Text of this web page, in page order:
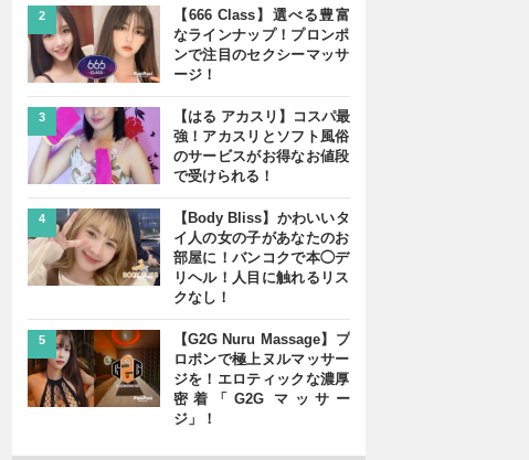
2
【666 Class】選べる豊富
なラインナップ！プロンポ
ンで注目のセクシーマッサ
ージ！
3
【はる アカスリ】コスパ最
強！アカスリとソフト風俗
のサービスがお得なお値段
で受けられる！
4
【Body Bliss】かわいいタ
イ人の女の子があなたのお
部屋に！バンコクで本◯デ
リヘル！人目に触れるリス
クなし！
5
【G2G Nuru Massage】プ
ロポンで極上ヌルマッサー
ジを！エロティックな濃厚
密着「G2G マッサー
ジ」！